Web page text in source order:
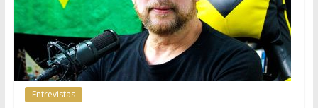
Entrevistas